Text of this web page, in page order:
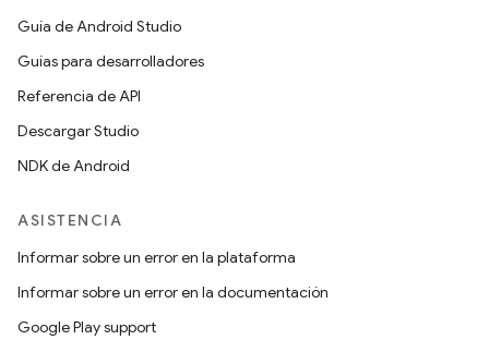
Guía de Android Studio
Guías para desarrolladores
Referencia de API
Descargar Studio
NDK de Android
ASISTENCIA
Informar sobre un error en la plataforma
Informar sobre un error en la documentación
Google Play support